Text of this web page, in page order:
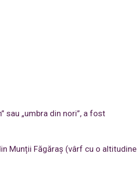
sau „umbra din nori”, a fost
Munții Făgăraș (vârf cu o altitudine